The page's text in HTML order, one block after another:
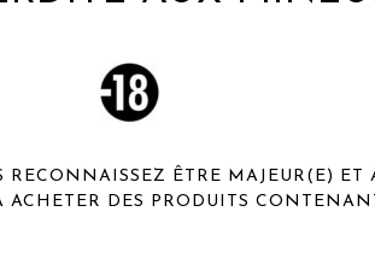
RECONNAISSEZ ÊTRE MAJEUR(E) ET
ACHETER DES PRODUITS